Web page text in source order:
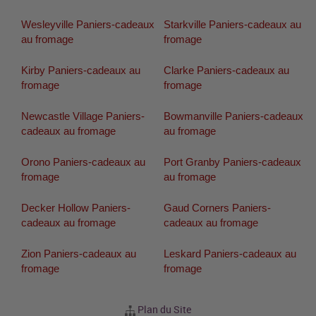
Wesleyville Paniers-cadeaux
au fromage
Starkville Paniers-cadeaux au
fromage
Kirby Paniers-cadeaux au
fromage
Clarke Paniers-cadeaux au
fromage
Newcastle Village Paniers-
cadeaux au fromage
Bowmanville Paniers-cadeaux
au fromage
Orono Paniers-cadeaux au
fromage
Port Granby Paniers-cadeaux
au fromage
Decker Hollow Paniers-
cadeaux au fromage
Gaud Corners Paniers-
cadeaux au fromage
Zion Paniers-cadeaux au
fromage
Leskard Paniers-cadeaux au
fromage
Plan du Site